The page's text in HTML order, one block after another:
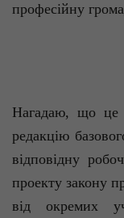
професійну
Нагадаю, що це
редакцію
відповідну
проекту закону
від окремих